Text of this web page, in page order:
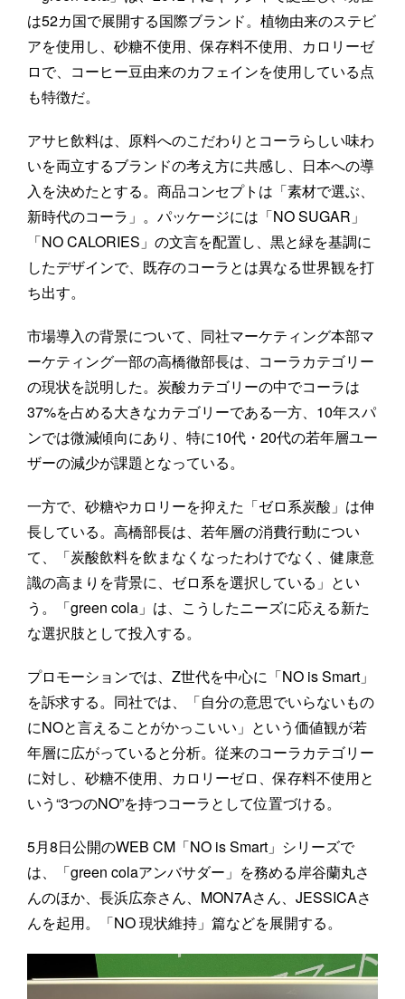
は52カ国で展開する国際ブランド。植物由来のステビ
アを使用し、砂糖不使用、保存料不使用、カロリーゼ
ロで、コーヒー豆由来のカフェインを使用している点
も特徴だ。
アサヒ飲料は、原料へのこだわりとコーラらしい味わ
いを両立するブランドの考え方に共感し、日本への導
入を決めたとする。商品コンセプトは「素材で選ぶ、
新時代のコーラ」。パッケージには「NO SUGAR」
「NO CALORIES」の文言を配置し、黒と緑を基調に
したデザインで、既存のコーラとは異なる世界観を打
ち出す。
市場導入の背景について、同社マーケティング本部マ
ーケティング一部の高橋徹部長は、コーラカテゴリー
の現状を説明した。炭酸カテゴリーの中でコーラは
37%を占める大きなカテゴリーである一方、10年スパ
ンでは微減傾向にあり、特に10代・20代の若年層ユー
ザーの減少が課題となっている。
一方で、砂糖やカロリーを抑えた「ゼロ系炭酸」は伸
長している。高橋部長は、若年層の消費行動につい
て、「炭酸飲料を飲まなくなったわけでなく、健康意
識の高まりを背景に、ゼロ系を選択している」とい
う。「green cola」は、こうしたニーズに応える新た
な選択肢として投入する。
プロモーションでは、Z世代を中心に「NO is Smart」
を訴求する。同社では、「自分の意思でいらないもの
にNOと言えることがかっこいい」という価値観が若
年層に広がっていると分析。従来のコーラカテゴリー
に対し、砂糖不使用、カロリーゼロ、保存料不使用と
いう“3つのNO”を持つコーラとして位置づける。
5月8日公開のWEB CM「NO is Smart」シリーズで
は、「green colaアンバサダー」を務める岸谷蘭丸さ
んのほか、長浜広奈さん、MON7Aさん、JESSICAさ
んを起用。「NO 現状維持」篇などを展開する。